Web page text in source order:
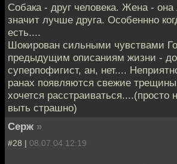
Собака - друг человека. Жена -
значит лучше друга. Особеннно
есть....
Шокирован сильными чувствами
предыдущим описаниям жизни -
суперпофигист, ан, нет....
ранах появляются свежие
хочется расстраиваться....(просто
выть страшно)
Серж »
#28 | 08.07.04 12:19